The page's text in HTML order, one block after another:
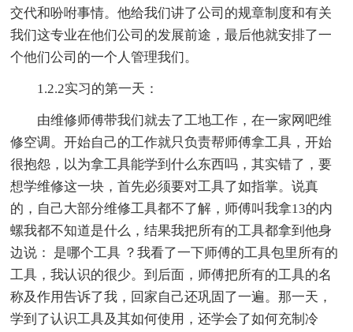
交代和吩咐事情。他给我们讲了公司的规章制度和有关
我们这专业在他们公司的发展前途，最后他就安排了一
个他们公司的一个人管理我们。
1.2.2实习的第一天：
由维修师傅带我们就去了工地工作，在一家网吧维
修空调。开始自己的工作就只负责帮师傅拿工具，开始
很抱怨，以为拿工具能学到什么东西吗，其实错了，要
想学维修这一块，首先必须要对工具了如指掌。说真
的，自己大部分维修工具都不了解，师傅叫我拿13的内
螺我都不知道是什么，结果我把所有的工具都拿到他身
边说： 是哪个工具 ？我看了一下师傅的工具包里所有的
工具，我认识的很少。到后面，师傅把所有的工具的名
称及作用告诉了我，回家自己还巩固了一遍。那一天，
学到了认识工具及其如何使用，还学会了如何充制冷